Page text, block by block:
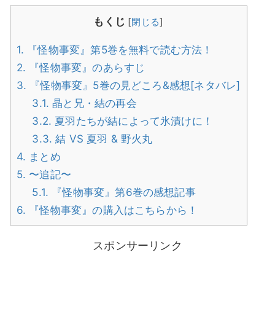
もくじ [閉じる]
1. 『怪物事変』第5巻を無料で読む方法！
2. 『怪物事変』のあらすじ
3. 『怪物事変』5巻の見どころ&感想[ネタバレ]
3.1. 晶と兄・結の再会
3.2. 夏羽たちが結によって氷漬けに！
3.3. 結 VS 夏羽 & 野火丸
4. まとめ
5. 〜追記〜
5.1. 『怪物事変』第6巻の感想記事
6. 『怪物事変』の購入はこちらから！
スポンサーリンク